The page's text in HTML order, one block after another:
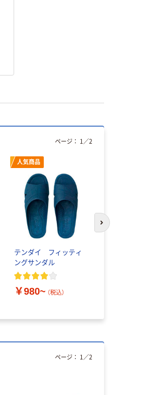
人気商品
テンダイ フィッティ
ングサンダル
￥980~ （税込）
ページ： 1 ／2
次のスライド
ページ： 1 ／2